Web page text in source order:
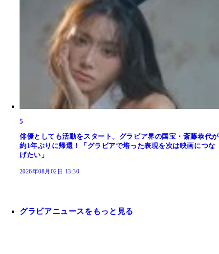
5
俳優としても活動をスタート。グラビア界の国宝・斎藤恭代が
約1年ぶりに帰還！「グラビアで培った表現を次は映画につな
げたい」
2026年08月02日 13:30
グラビアニュースをもっと見る